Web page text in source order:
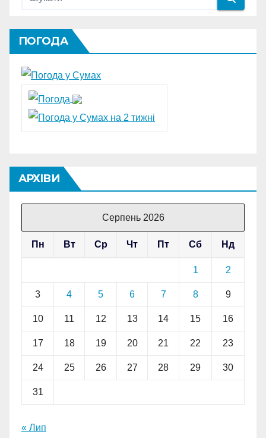
ПОГОДА
АРХІВИ
Серпень 2026
Пн Вт Ср Чт Пт Сб Нд
1 2
3 4 5 6 7 8 9
10 11 12 13 14 15 16
17 18 19 20 21 22 23
24 25 26 27 28 29 30
31
« Лип